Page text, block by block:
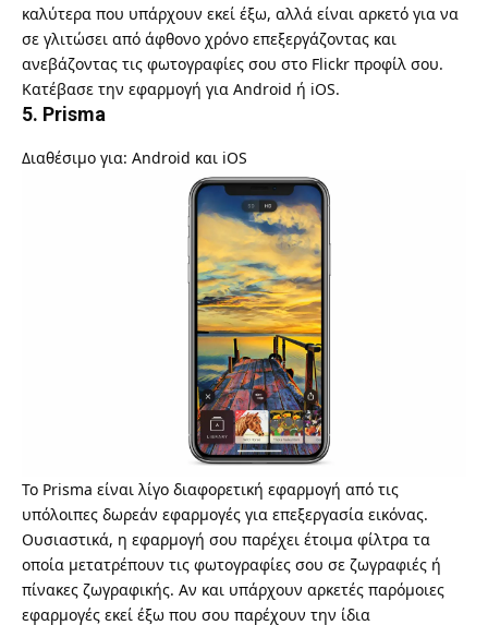
καλύτερα που υπάρχουν εκεί έξω, αλλά είναι αρκετό για να
σε γλιτώσει από άφθονο χρόνο επεξεργάζοντας και
ανεβάζοντας τις φωτογραφίες σου στο Flickr προφίλ σου.
Κατέβασε την εφαρμογή για Android ή iOS.
5. Prisma
Διαθέσιμο για: Android και iOS
Το Prisma είναι λίγο διαφορετική εφαρμογή από τις
υπόλοιπες δωρεάν εφαρμογές για επεξεργασία εικόνας.
Ουσιαστικά, η εφαρμογή σου παρέχει έτοιμα φίλτρα τα
οποία μετατρέπουν τις φωτογραφίες σου σε ζωγραφιές ή
πίνακες ζωγραφικής. Αν και υπάρχουν αρκετές παρόμοιες
εφαρμογές εκεί έξω που σου παρέχουν την ίδια